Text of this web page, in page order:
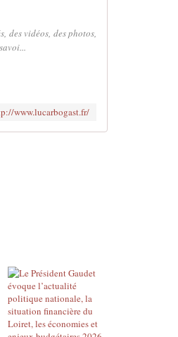
i
des vidéos, des photos,
www.lucarbogast.fr/